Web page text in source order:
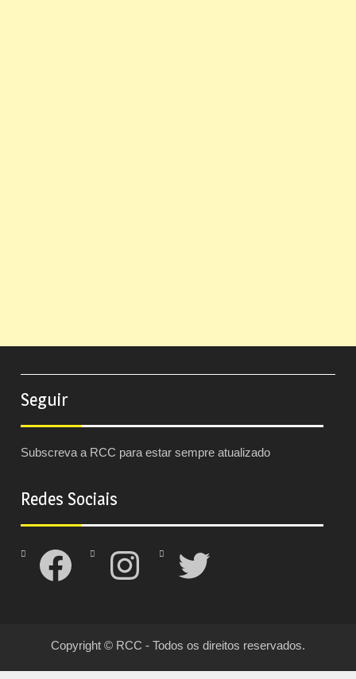
Seguir
Subscreva a RCC para estar sempre atualizado
Redes Sociais
Facebook Instagram Twitter
Copyright © RCC - Todos os direitos reservados.